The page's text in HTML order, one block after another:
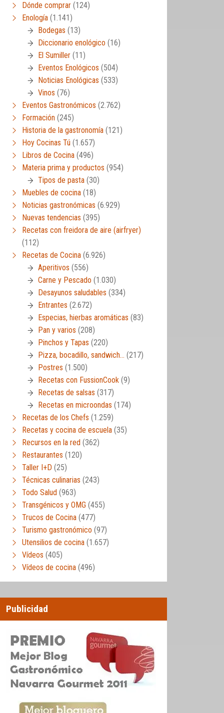
Dónde comprar (124)
Enología (1.141)
Bodegas (13)
Diccionario enológico (16)
El Sumiller (11)
Eventos Enológicos (504)
Noticias Enológicas (533)
Vinos (76)
Eventos Gastronómicos (2.762)
Formación (245)
Historia de la gastronomía (121)
Hoy Cocinas Tú (1.657)
Libros de Cocina (496)
Materia prima y productos (954)
Tipos de pasta (30)
Muebles de cocina (18)
Noticias gastronómicas (6.929)
Nuevas tendencias (395)
Recetas con freidora de aire (airfryer)
(112)
Recetas de Cocina (6.926)
Aperitivos (556)
Carne y Pescado (1.030)
Desayunos saludables (334)
Entrantes (2.672)
Especias, hierbas aromáticas (83)
Pan y varios (208)
Pinchos y Tapas (220)
Pizza, bocadillo, sandwich… (217)
Postres (1.500)
Recetas con FussionCook (9)
Recetas de salsas (317)
Recetas en microondas (174)
Recetas de los Chefs (1.259)
Recetas y cocina de escuela (35)
Recursos en la red (362)
Restaurantes (120)
Taller I+D (25)
Técnicas culinarias (243)
Todo Salud (963)
Transgénicos y OMG (455)
Trucos de Cocina (477)
Turismo gastronómico (97)
Utensilios de cocina (1.657)
Vídeos (405)
Vídeos de cocina (496)
Publicidad